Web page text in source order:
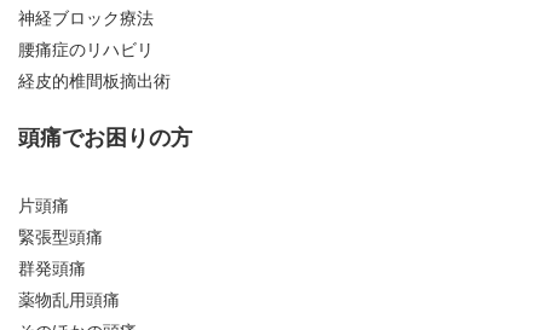
神経ブロック療法
腰痛症のリハビリ
経皮的椎間板摘出術
頭痛でお困りの方
片頭痛
緊張型頭痛
群発頭痛
薬物乱用頭痛